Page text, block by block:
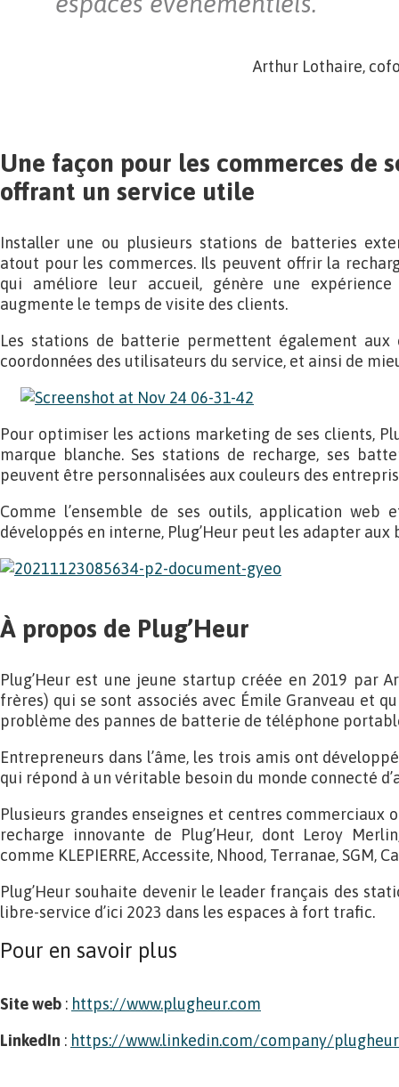
Arthur Lothaire,
Une façon pour les commerces de
offrant un service utile
Installer une ou plusieurs stations de batteries
atout pour les commerces. Ils peuvent offrir la
qui améliore leur accueil, génère une
augmente le temps de visite des clients.
Les stations de batterie permettent également aux
coordonnées des utilisateurs du service, et ainsi de
Pour optimiser les actions marketing de ses clients,
marque blanche. Ses stations de recharge, ses
peuvent être personnalisées aux couleurs des
Comme l’ensemble de ses outils, application web
développés en interne, Plug’Heur peut les adapter aux
À propos de Plug’Heur
Plug’Heur est une jeune startup créée en 2019 par
frères) qui se sont associés avec Émile Granveau et
problème des pannes de batterie de téléphone
Entrepreneurs dans l’âme, les trois amis ont
qui répond à un véritable besoin du monde connecté
Plusieurs grandes enseignes et centres commerciaux
recharge innovante de Plug’Heur, dont Leroy
comme KLEPIERRE, Accessite, Nhood, Terranae, SGM,
Plug’Heur souhaite devenir le leader français des
libre-service d’ici 2023 dans les espaces à fort trafic.
Pour en savoir plus
Site web : https://www.plugheur.com
LinkedIn : https://www.linkedin.com/company/plugheur